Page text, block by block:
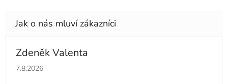
Zdeněk Valenta
Hodnocení obchodu je 5 z 5 hvězdiček.
7.8.2026